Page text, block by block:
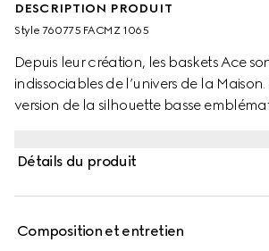
DESCRIPTION PRODUIT
Style ‎760775 FACMZ 1065
Depuis leur création, les baskets Ace
indissociables de l’univers de la
version de la silhouette basse
Détails du produit
Composition et entretien